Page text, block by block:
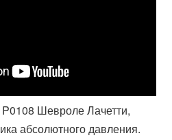
P0108 Шевроле Лачетти,
абсолютного давления.